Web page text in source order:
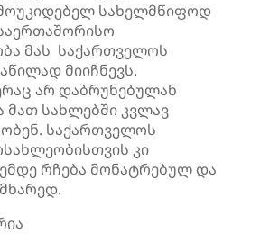
სახელმწიფოდ
მას საქართველოს
მიიჩნევს.
არ დაბრუნებულან
მათ სახლებში კვლავ
საქართველოს
კი
რჩება მონატრებულ და